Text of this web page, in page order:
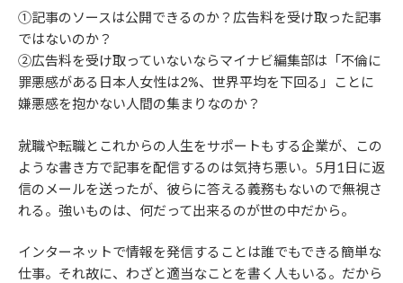
①記事のソースは公開できるのか？広告料を受け取った記事
ではないのか？
②広告料を受け取っていないならマイナビ編集部は「不倫に
罪悪感がある日本人女性は2%、世界平均を下回る」ことに
嫌悪感を抱かない人間の集まりなのか？
就職や転職とこれからの人生をサポートもする企業が、この
ような書き方で記事を配信するのは気持ち悪い。5月1日に返
信のメールを送ったが、彼らに答える義務もないので無視さ
れる。強いものは、何だって出来るのが世の中だから。
インターネットで情報を発信することは誰でもできる簡単な
仕事。それ故に、わざと適当なことを書く人もいる。だから